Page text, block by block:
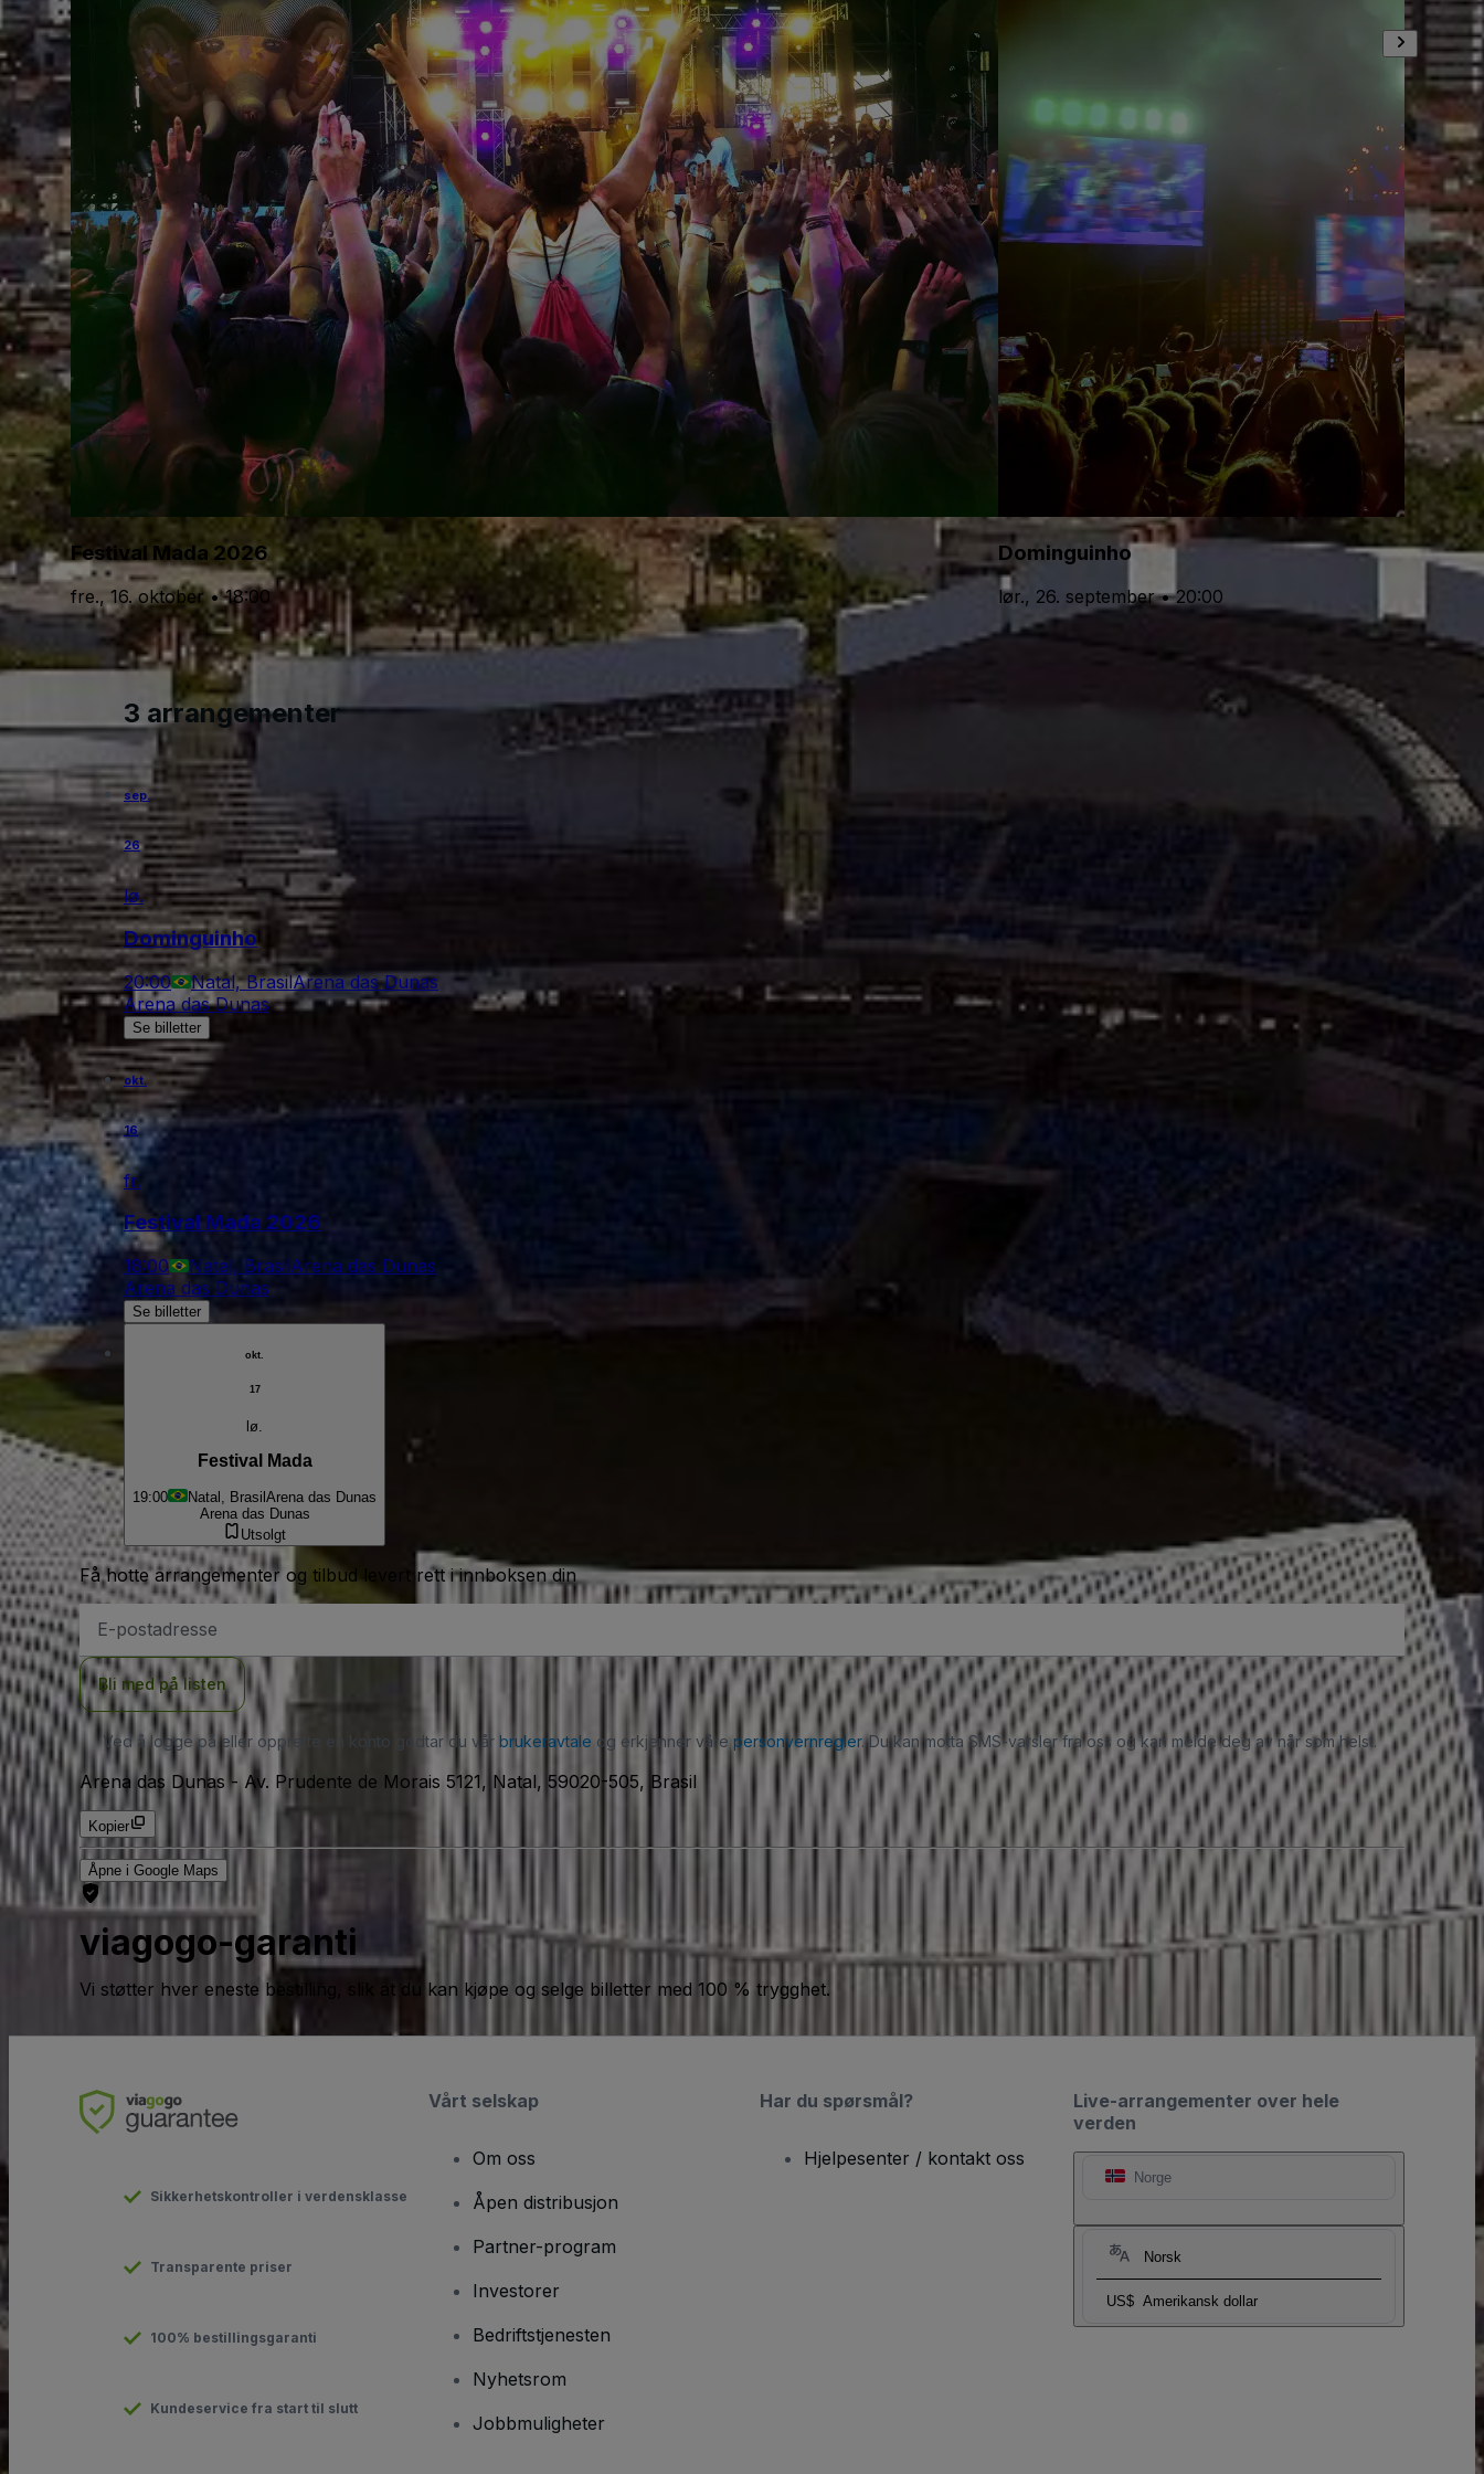
Festival Mada 2026
fre., 16. oktober • 18:00
Dominguinho
lør., 26. september • 20:00
3 arrangementer
sep.
26
lø.
Dominguinho
20:00 Natal, BrasilArena das Dunas
Arena das Dunas
Se billetter
okt.
16
fr.
Festival Mada 2026
18:00 Natal, BrasilArena das Dunas
Arena das Dunas
Se billetter
okt.
17
lø.
Festival Mada
19:00 Natal, BrasilArena das Dunas
Arena das Dunas
Utsolgt
Få hotte arrangementer og tilbud levert rett i innboksen din
postadresse
Bli med på listen
Ved å logge på eller opprette en konto godtar du vår brukeravtale og erkjenner vårepersonvernregler. Du kan motta SMS-varsler fra oss og kan melde deg av når som helst.
Arena das Dunas - Av. Prudente de Morais 5121, Natal, 59020-505, Brasil
Kopier
Åpne i Google Maps
viagogo-garanti
Vi støtter hver eneste bestilling, slik at du kan kjøpe og selge billetter med 100 % trygghet.
Live-arrangementer over hele
verden
Norge
Norsk
US$ Amerikansk dollar
Sikkerhetskontroller i verdensklasse
Transparente priser
100% bestillingsgaranti
Kundeservice fra start til slutt
Vårt selskap
Om oss
Åpen distribusjon
Partner-program
Investorer
Bedriftstjenesten
Nyhetsrom
Jobbmuligheter
Har du spørsmål?
Hjelpesenter / kontakt oss